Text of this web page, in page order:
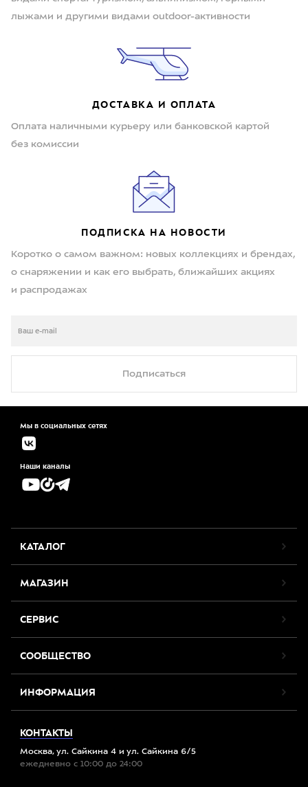
лыжами и другими видами outdoor-активности
ДОСТАВКА И ОПЛАТА
Оплата наличными курьеру или банковской картой
без комиссии
ПОДПИСКА НА НОВОСТИ
Коротко о самом важном: новых коллекциях и брендах,
о снаряжении и как его выбрать, ближайших акциях
и распродажах
Подписаться
Мы в социальных сетях
Наши каналы
КАТАЛОГ
МАГАЗИН
СЕРВИС
СООБЩЕСТВО
ИНФОРМАЦИЯ
КОНТАКТЫ
Москва, ул. Сайкина 4 и ул. Сайкина 6/5
ежедневно с 10:00 до 24:00